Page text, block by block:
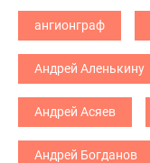
ангионграф
Андрей Аленькину
Андрей Асяев
Андрей Богданов